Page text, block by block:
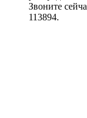
Звоните
113894.